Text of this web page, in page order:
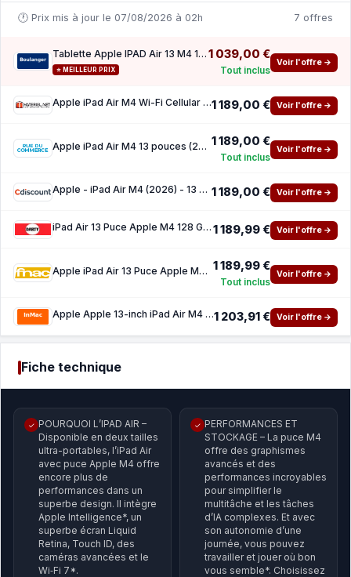
🕐 Prix mis à jour le 07/08/2026 à 02h 7 offres
Tablette Apple IPAD Air 13 M4 128Go Purple Cellular 2026
⭐ MEILLEUR PRIX
1 039,00 €
Tout inclus
Voir l'offre →
Apple iPad Air M4 Wi-Fi Cellular 13 2026 - 128 Go - Mauve1 189,00 € Voir l'offre →
Apple iPad Air M4 13 pouces (2026) Wi-Fi Cellular 128 Go Mauve 1 189,00 €
Tout inclus
Voir l'offre →
Apple - iPad Air M4 (2026) - 13 - Wi-Fi Cellular - 128Go - Mauve 1 189,00 € Voir l'offre →
iPad Air 13 Puce Apple M4 128 Go 5G 8ème génération 2026 Mauve 1 189,99 € Voir l'offre →
Apple iPad Air 13 Puce Apple M4 128 Go 5G 8eme generation 2026 Mauve 1 189,99 €
Tout inclus
Voir l'offre →
Apple Apple 13-inch iPad Air M4 Wi-Fi Cellular - tablette - 128 Go - 13 - 3G, 4G, 5G1 203,91 € Voir l'offre →
Fiche technique
✓ POURQUOI L’IPAD AIR –
Disponible en deux tailles
ultra-portables, l’iPad Air
avec puce Apple M4 offre
encore plus de
performances dans un
superbe design. Il intègre
Apple Intelligence*, un
superbe écran Liquid
Retina, Touch ID, des
caméras avancées et le
Wi‑Fi 7*.
✓ PERFORMANCES ET
STOCKAGE – La puce M4
offre des graphismes
avancés et des
performances incroyables
pour simplifier le
multitâche et les tâches
d’IA complexes. Et avec
son autonomie d’une
journée, vous pouvez
travailler et jouer où bon
vous semble*. Choisissez